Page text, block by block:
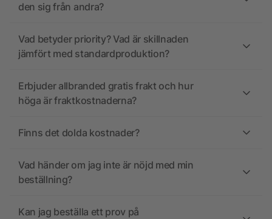
den sig från andra?
Vad betyder priority? Vad är skillnaden
jämfört med standardproduktion?
Erbjuder allbranded gratis frakt och hur
höga är fraktkostnaderna?
Finns det dolda kostnader?
Vad händer om jag inte är nöjd med min
beställning?
Kan jag beställa ett prov på